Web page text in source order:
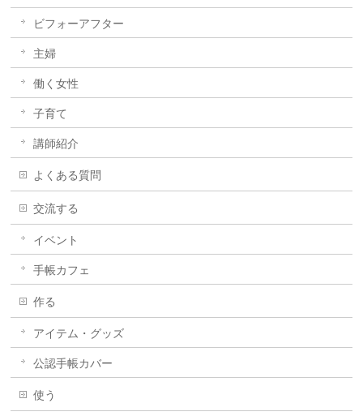
ビフォーアフター
主婦
働く女性
子育て
講師紹介
よくある質問
交流する
イベント
手帳カフェ
作る
アイテム・グッズ
公認手帳カバー
使う